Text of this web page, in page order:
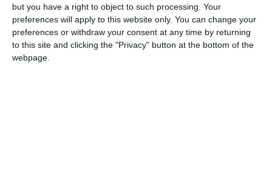
but you have a right to object to such processing. Your
preferences will apply to this website only. You can change your
preferences or withdraw your consent at any time by returning
to this site and clicking the "Privacy" button at the bottom of the
webpage.
COMENTARII
Nume